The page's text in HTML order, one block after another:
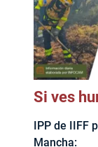
Si ves
IPP de IIFF
Mancha: